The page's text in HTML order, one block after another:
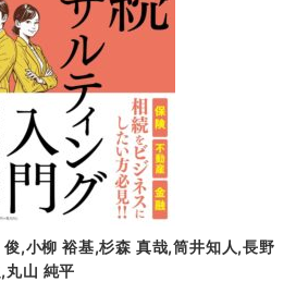
,小柳 裕基,杉森 真哉,筒井知人,長野
丸山 純平